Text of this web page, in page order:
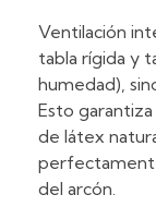
Ventilación
tabla rígida y
humedad),
Esto
de látex
del arcón.